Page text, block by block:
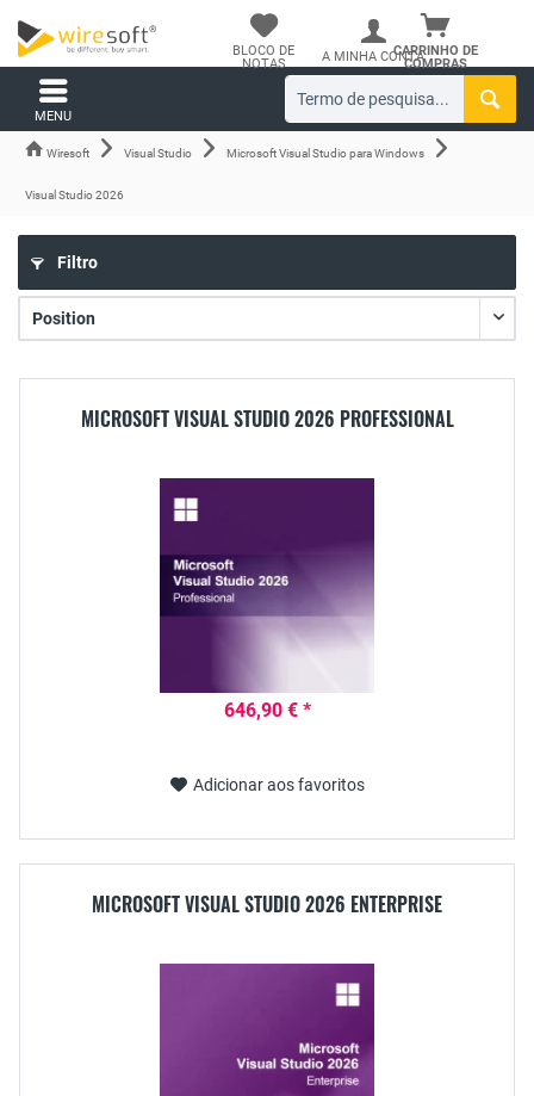
CARRINHO DE
COMPRAS
BLOCO DE
NOTAS
A MINHA CONTA
MENU
Wiresoft Visual Studio Microsoft Visual Studio para Windows
Visual Studio 2026
Filtro
MICROSOFT VISUAL STUDIO 2026 PROFESSIONAL
646,90 € *
Adicionar aos favoritos
MICROSOFT VISUAL STUDIO 2026 ENTERPRISE